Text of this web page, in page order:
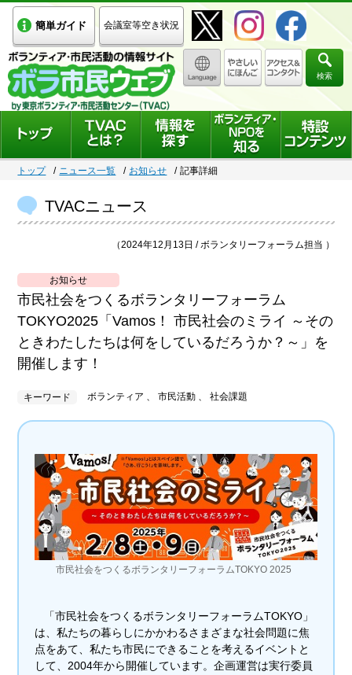
簡単ガイド 会議室等空き状況
検索
トップ ニュース一覧 お知らせ 記事詳細
TVACニュース
（2024年12月13日 / ボランタリーフォーラム担当 ）
お知らせ
市民社会をつくるボランタリーフォーラム
TOKYO2025「Vamos！ 市民社会のミライ ～その
ときわたしたちは何をしているだろうか？～」を
開催します！
キーワード ボランティア 、 市民活動 、 社会課題
市民社会をつくるボランタリーフォーラムTOKYO 2025
「市民社会をつくるボランタリーフォーラムTOKYO」
は、私たちの暮らしにかかわるさまざまな社会問題に焦
点をあて、私たち市民にできることを考えるイベントと
して、2004年から開催しています。企画運営は実行委員